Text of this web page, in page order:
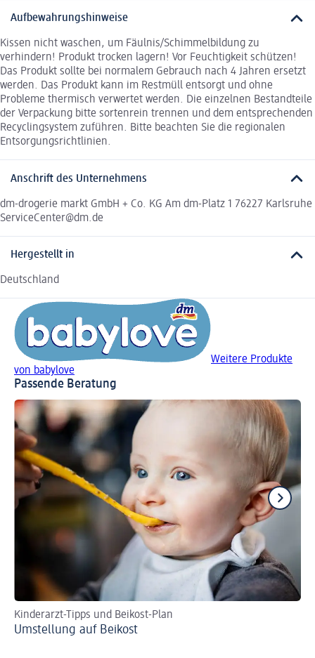
Aufbewahrungshinweise
Kissen nicht waschen, um Fäulnis/Schimmelbildung zu
verhindern! Produkt trocken lagern! Vor Feuchtigkeit schützen!
Das Produkt sollte bei normalem Gebrauch nach 4 Jahren ersetzt
werden. Das Produkt kann im Restmüll entsorgt und ohne
Probleme thermisch verwertet werden. Die einzelnen Bestandteile
der Verpackung bitte sortenrein trennen und dem entsprechenden
Recyclingsystem zuführen. Bitte beachten Sie die regionalen
Entsorgungsrichtlinien.
Anschrift des Unternehmens
dm-drogerie markt GmbH + Co. KG Am dm-Platz 1 76227 Karlsruhe
ServiceCenter@dm.de
Hergestellt in
Deutschland
Weitere Produkte
von babylove
Passende Beratung
Kinderarzt-Tipps und Beikost-Plan
Umstellung auf Beikost